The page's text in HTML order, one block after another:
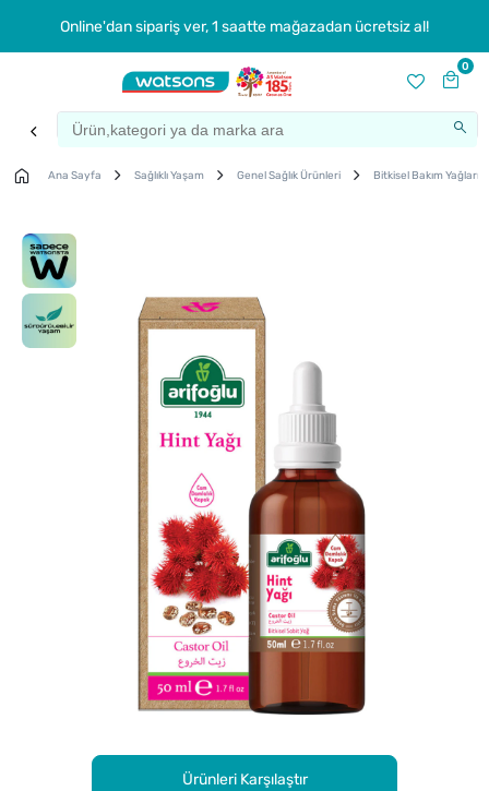
Online'dan sipariş ver, 1 saatte mağazadan ücretsiz al!
0
Ana Sayfa Sağlıklı Yaşam Genel Sağlık Ürünleri Bitkisel Bakım Yağları
Ürünleri Karşılaştır